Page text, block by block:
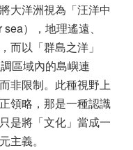
大洋洲視為「汪洋中
），地理遙遠、
而以「群島之洋」
區域內的島嶼連
非限制。此種視野上
領略，那是一種認識
是將「文化」當成一
主義。